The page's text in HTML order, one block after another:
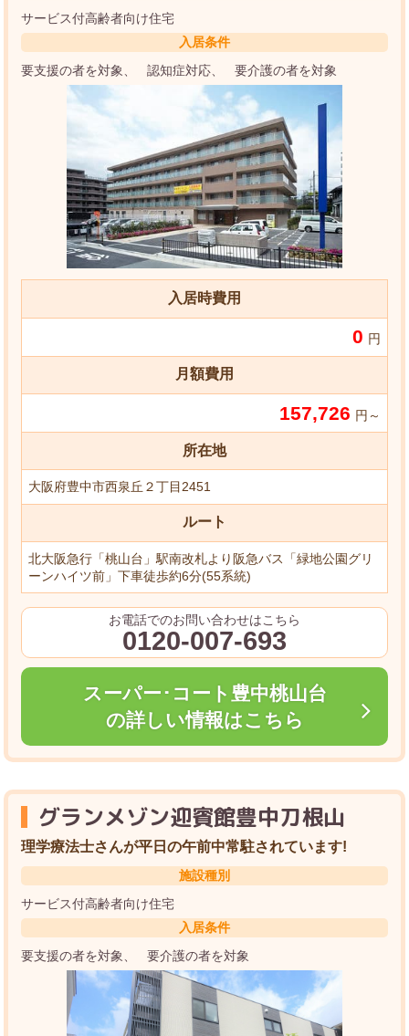
サービス付高齢者向け住宅
入居条件
要支援の者を対象
認知症対応 要介護の者を対象
入居時費用
0 円
月額費用
157,726 円～
所在地
大阪府豊中市西泉丘２丁目2451
ルート
北大阪急行「桃山台」駅南改札より阪急バス「緑地公園グリ
ーンハイツ前」下車徒歩約6分(55系統)
お電話でのお問い合わせはこちら
0120-007-693
スーパー･コート豊中桃山台
の詳しい情報はこちら
グランメゾン迎賓館豊中刀根山
理学療法士さんが平日の午前中常駐されています!
施設種別
サービス付高齢者向け住宅
入居条件
要支援の者を対象
要介護の者を対象